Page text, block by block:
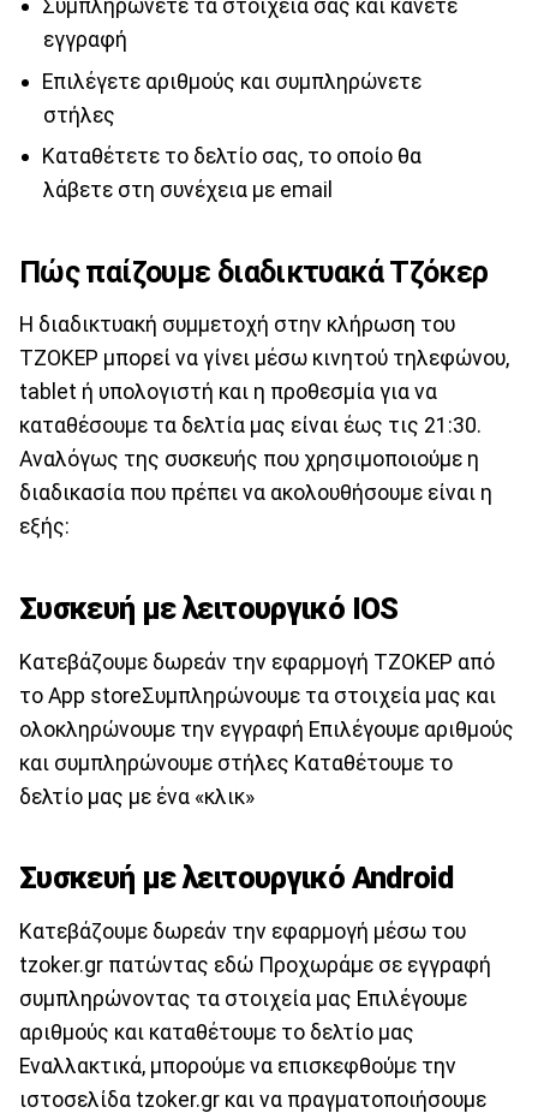
Συμπληρώνετε τα στοιχεία σας και κάνετε
εγγραφή
Επιλέγετε αριθμούς και συμπληρώνετε
στήλες
Καταθέτετε το δελτίο σας, το οποίο θα
λάβετε στη συνέχεια με email
Πώς παίζουμε διαδικτυακά Τζόκερ
Η διαδικτυακή συμμετοχή στην κλήρωση του
ΤΖΟΚΕΡ μπορεί να γίνει μέσω κινητού τηλεφώνου,
tablet ή υπολογιστή και η προθεσμία για να
καταθέσουμε τα δελτία μας είναι έως τις 21:30.
Αναλόγως της συσκευής που χρησιμοποιούμε η
διαδικασία που πρέπει να ακολουθήσουμε είναι η
εξής:
Συσκευή με λειτουργικό IOS
Κατεβάζουμε δωρεάν την εφαρμογή ΤΖΟΚΕΡ από
το App storeΣυμπληρώνουμε τα στοιχεία μας και
ολοκληρώνουμε την εγγραφή Επιλέγουμε αριθμούς
και συμπληρώνουμε στήλες Καταθέτουμε το
δελτίο μας με ένα «κλικ»
Συσκευή με λειτουργικό Android
Κατεβάζουμε δωρεάν την εφαρμογή μέσω του
tzoker.gr πατώντας εδώ Προχωράμε σε εγγραφή
συμπληρώνοντας τα στοιχεία μας Επιλέγουμε
αριθμούς και καταθέτουμε το δελτίο μας
Εναλλακτικά, μπορούμε να επισκεφθούμε την
ιστοσελίδα tzoker.gr και να πραγματοποιήσουμε